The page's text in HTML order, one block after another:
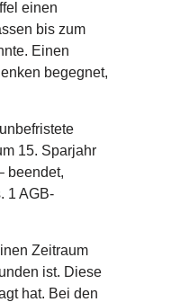
einen
bis zum
Einen
begegnet,
15. Sparjahr
beendet,
1 AGB-
Zeitraum
ist. Diese
hat. Bei den